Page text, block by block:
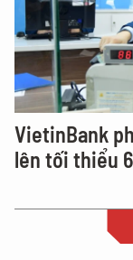
VietinBank
lên tối thiểu